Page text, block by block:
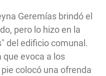
Geremías brindó el
pero lo hizo en la
del edificio comunal.
evoca a los
colocó una ofrenda